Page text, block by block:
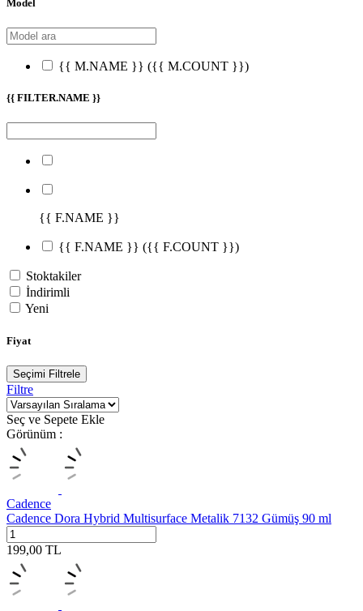
Model
{{ M.NAME }} ({{ M.COUNT }})
{{ FILTER.NAME }}
{{ F.NAME }}
{{ F.NAME }} ({{ F.COUNT }})
Stoktakiler
İndirimli
Yeni
Fiyat
Seçimi Filtrele
Filtre
Seç ve Sepete Ekle
Görünüm :
Cadence
Cadence Dora Hybrid Multisurface Metalik 7132 Gümüş 90 ml
199,00 TL